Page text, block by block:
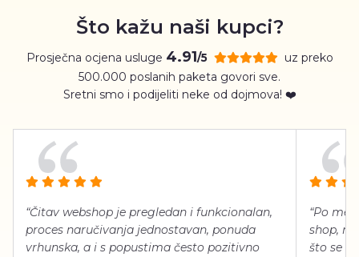
Što kažu naši kupci?
Prosječna ocjena usluge 4.91/5
uz preko
500.000 poslanih paketa govori sve.
Sretni smo i podijeliti neke od dojmova! ❤️
“Čitav webshop je pregledan i funkcionalan,
proces naručivanja jednostavan, ponuda
vrhunska, a i s popustima često pozitivno
“Po
shop,
što se